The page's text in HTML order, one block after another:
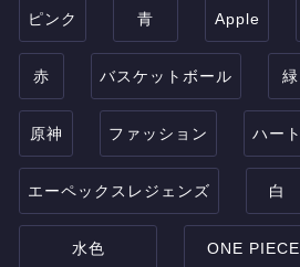
ピンク 青 Apple
赤 バスケットボール 緑
原神 ファッション ハート
エーペックスレジェンズ 白
水色 ONE PIECE